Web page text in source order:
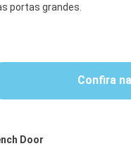
portas grandes.
Confira
Door